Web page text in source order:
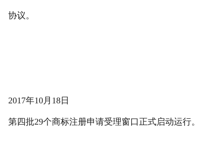
协议。
2017年10月18日
第四批29个商标注册申请受理窗口正式启动运行。